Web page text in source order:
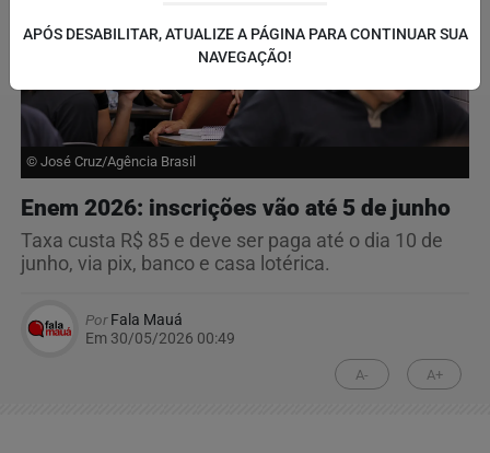
© José Cruz/Agência Brasil
Enem 2026: inscrições vão até 5 de junho
Taxa custa R$ 85 e deve ser paga até o dia 10 de
junho, via pix, banco e casa lotérica.
PorFala Mauá
Em 30/05/2026 00:49
A- A+
APÓS DESABILITAR, ATUALIZE A PÁGINA PARA CONTINUAR SUA
NAVEGAÇÃO!